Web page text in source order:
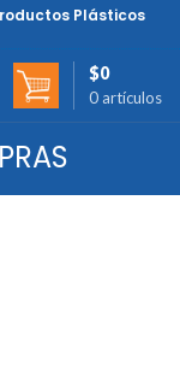
Plásticos
0 artículos
$0